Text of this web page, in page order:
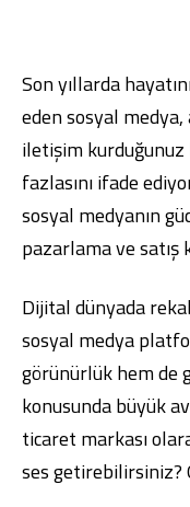
Son yıllarda
eden sosyal medya,
iletişim
fazlasını ifade
sosyal medyanın
pazarlama ve satış
Dijital dünyada
sosyal medya
görünürlük hem de
konusunda büyük
ticaret markası
ses getirebilirsiniz?